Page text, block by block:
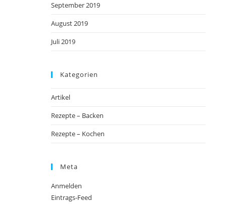
September 2019
August 2019
Juli 2019
Kategorien
Artikel
Rezepte – Backen
Rezepte – Kochen
Meta
Anmelden
Eintrags-Feed